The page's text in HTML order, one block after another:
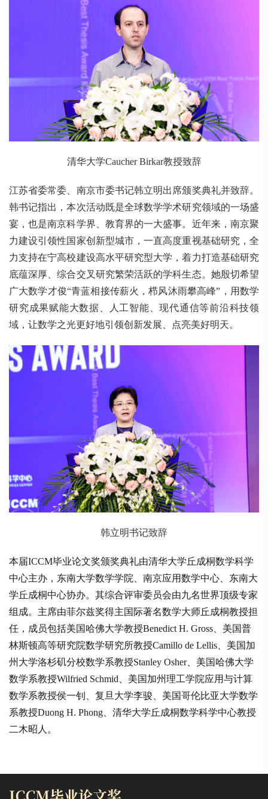
清华大学Caucher Birkar教授致辞
江苏省委常委、南京市委书记韩立明出席颁奖典礼并致辞。
韩书记指出，本次活动既是全球数学学术研究领域的一场盛
宴，也是南京科学界、教育界的一大盛事。近年来，南京聚
力建设引领性国家创新型城市，一直高度重视基础研究，全
力支持在宁高校建设高水平研究型大学，着力打造基础研究
底蕴深厚、综合交叉研究繁荣活跃的学科生态。她殷切希望
广大数学才俊“青蓝相接传薪火，栉风沐雨攀高峰”，用数学
研究成果赋能大数据、人工智能、现代通信等前沿科技领
域，让数学之光更好地引领创新发展、点亮美好明天。
韩立明书记致辞
本届ICCM毕业论文奖颁奖典礼由清华大学丘成桐数学科学
中心主办，东南大学数学学院、南京应用数学中心、东南大
学丘成桐中心协办。其综合评审委员会由九名世界顶级专家
组成。主席由菲尔兹奖得主国际著名数学大师丘成桐教授担
任，成员包括美国哈佛大学教授Benedict H. Gross、美国普
林斯顿高等研究院数学研究所教授Camillo de Lellis、美国加
州大学洛杉矶分校数学系教授Stanley Osher、美国哈佛大学
数学系教授Wilfried Schmid、美国加州理工学院应用与计算
数学系教授侯一钊、复旦大学李骏、美国哥伦比亚大学数学
系教授Duong H. Phong、清华大学丘成桐数学科学中心教授
二木昭人。